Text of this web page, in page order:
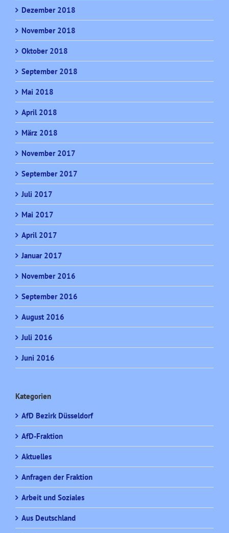
Dezember 2018
November 2018
Oktober 2018
September 2018
Mai 2018
April 2018
März 2018
November 2017
September 2017
Juli 2017
Mai 2017
April 2017
Januar 2017
November 2016
September 2016
August 2016
Juli 2016
Juni 2016
Kategorien
AfD Bezirk Düsseldorf
AfD-Fraktion
Aktuelles
Anfragen der Fraktion
Arbeit und Soziales
Aus Deutschland